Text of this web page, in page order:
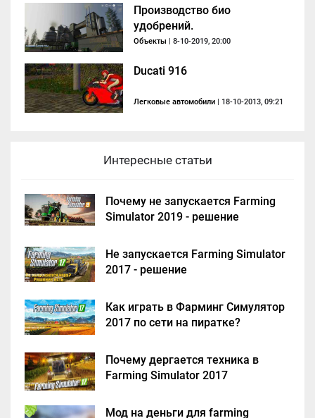
Производство био
удобрений.
Объекты | 8-10-2019, 20:00
Ducati 916
Легковые автомобили | 18-10-2013, 09:21
Интересные статьи
Почему не запускается Farming
Simulator 2019 - решение
Не запускается Farming Simulator
2017 - решение
Как играть в Фарминг Симулятор
2017 по сети на пиратке?
Почему дергается техника в
Farming Simulator 2017
Мод на деньги для farming